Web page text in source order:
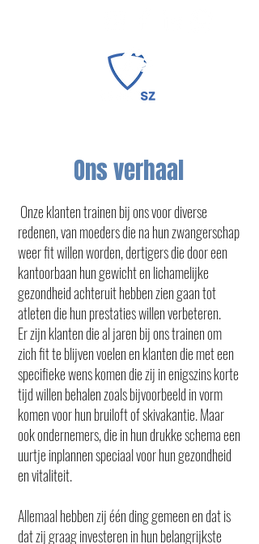
Ons verhaal
Onze klanten trainen bij ons voor diverse
redenen, van moeders die na hun zwangerschap
weer fit willen worden, dertigers die door een
kantoorbaan hun gewicht en lichamelijke
gezondheid achteruit hebben zien gaan tot
atleten die hun prestaties willen verbeteren.
Er zijn klanten die al jaren bij ons trainen om
zich fit te blijven voelen en klanten die met een
specifieke wens komen die zij in enigszins korte
tijd willen behalen zoals bijvoorbeeld in vorm
komen voor hun bruiloft of skivakantie. Maar
ook ondernemers, die in hun drukke schema een
uurtje inplannen speciaal voor hun gezondheid
en vitaliteit.
Allemaal hebben zij één ding gemeen en dat is
dat zij graag investeren in hun belangrijkste